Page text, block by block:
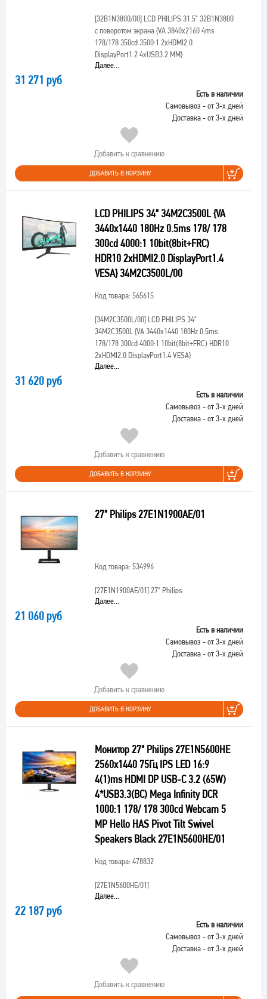
[32B1N3800/00]LCD PHILIPS 31.5" 32B1N3800
с поворотом экрана {VA 3840x2160 4ms
178/178 350cd 3500:1 2xHDMI2.0
DisplayPort1.2 4xUSB3.2 MM}
Далее...
31 271 руб
Есть в наличии
Самовывоз - от 3-х дней
Доставка - от 3-х дней
Добавить к сравнению
ДОБАВИТЬ В КОРЗИНУ
LCD PHILIPS 34" 34M2C3500L {VA
3440x1440 180Hz 0.5ms 178/ 178
300cd 4000:1 10bit(8bit+FRC)
HDR10 2xHDMI2.0 DisplayPort1.4
VESA} 34M2C3500L/00
Код товара: 565615
[34M2C3500L/00]LCD PHILIPS 34"
34M2C3500L {VA 3440x1440 180Hz 0.5ms
178/178 300cd 4000:1 10bit(8bit+FRC) HDR10
2xHDMI2.0 DisplayPort1.4 VESA}
Далее...
31 620 руб
Есть в наличии
Самовывоз - от 3-х дней
Доставка - от 3-х дней
Добавить к сравнению
ДОБАВИТЬ В КОРЗИНУ
27" Philips 27E1N1900AE/01
Код товара: 534996
[27E1N1900AE/01]27" Philips
Далее...
21 060 руб
Есть в наличии
Самовывоз - от 3-х дней
Доставка - от 3-х дней
Добавить к сравнению
ДОБАВИТЬ В КОРЗИНУ
Монитор 27" Philips 27E1N5600HE
2560x1440 75Гц IPS LED 16:9
4(1)ms HDMI DP USB-C 3.2 (65W)
4*USB3.3(BC) Mega Infinity DCR
1000:1 178/ 178 300cd Webcam 5
MP Hello HAS Pivot Tilt Swivel
Speakers Black 27E1N5600HE/01
Код товара: 478832
[27E1N5600HE/01]
Далее...
22 187 руб
Есть в наличии
Самовывоз - от 3-х дней
Доставка - от 3-х дней
Добавить к сравнению